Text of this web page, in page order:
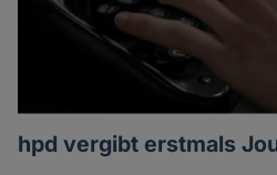
hpd vergibt erstmals